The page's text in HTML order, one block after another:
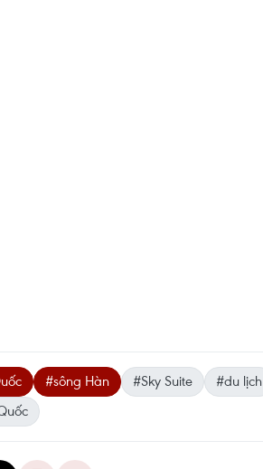
#sông Hàn #Sky Suite #du lịch